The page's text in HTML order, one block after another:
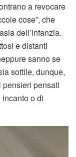
a revocare
cose”, che
dell’infanzia.
e distanti
sanno se
sottile, dunque,
pensati
o di